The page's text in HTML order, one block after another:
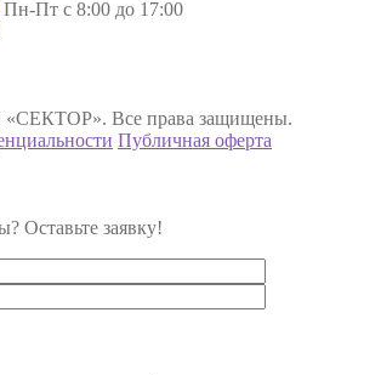
Пн-Пт с 8:00 до 17:00
Все права защищены.
Публичная оферта
Оставьте заявку!